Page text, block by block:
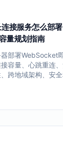
接服务怎么部
量规划指南
部署WebSocket
容量、心跳重连
跨地域架构、安